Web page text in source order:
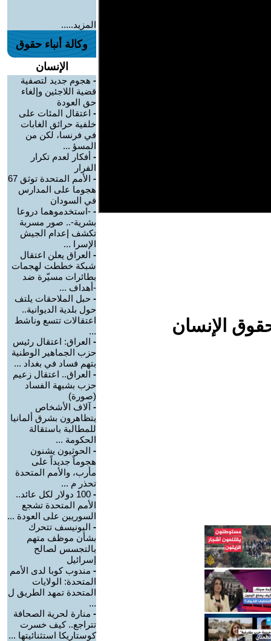
الإنسان
المزيد.....
وكالة أنباء حقوق
الإنسان
- هجوم جديد لتصفية
قضية اللاجئين وإلغاء
حق العودة
- اعتقال المئات على
خلفية حرائق الغابات
في فرنسا، لكن من
المسؤ ...
- أفكار لعدم تكرار
الفرار
-
الأمم المتحدة توثق 67
هجوما على المدارس
في السودان
- -استخدموهما دروعا
بشرية-.. صور مسربة
تكشف إعدام الجيش
الإسرا ...
- العراق يعلن اعتقال
شبكة خططت لهجمات
بطائرات مسيّرة ضد
-أهداف ...
- حبل الملاحقات يلتف
حول بلدية الديوانية..
اعتقالات تتسع وناشط
...
- العراق: اعتقال رئيس
حزب الجماهير الوطنية
بتهم فساد في بغداد ...
- العراق.. اعتقال زعيم
حزب بشبهة الفساد
(صورة)
- آلاف الأشخاص
يتظاهرون بشرق ألمانيا
للمطالبة باستقالة
الحكومة ...
- الحوثيون يشنون
هجوماً جديداً على
مأرب، والأمم المتحدة
تحذر م ...
-
100 دولار لكل عائد..
الأمم المتحدة تشجع
السوريين على العودة ...
- اليونيسف تتحرك
بشأن موظف متهم
بالتجسس لصالح
إسرائيل
- مندوب كوبا لدى الأمم
المتحدة: الولايات
المتحدة تمهد الطريق ل
...
- منارة لحرية الصحافة
تتراجع.. كيف خسرت
كوستاريكا استثنائيتها ...